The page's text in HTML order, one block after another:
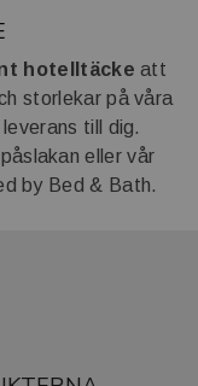
hotelltäcke att
storlekar på våra
till dig.
eller vår
by Bed & Bath.